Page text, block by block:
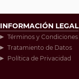
INFORMACIÓN LEGAL
Términos y Condiciones
Tratamiento de Datos
Política de Privacidad